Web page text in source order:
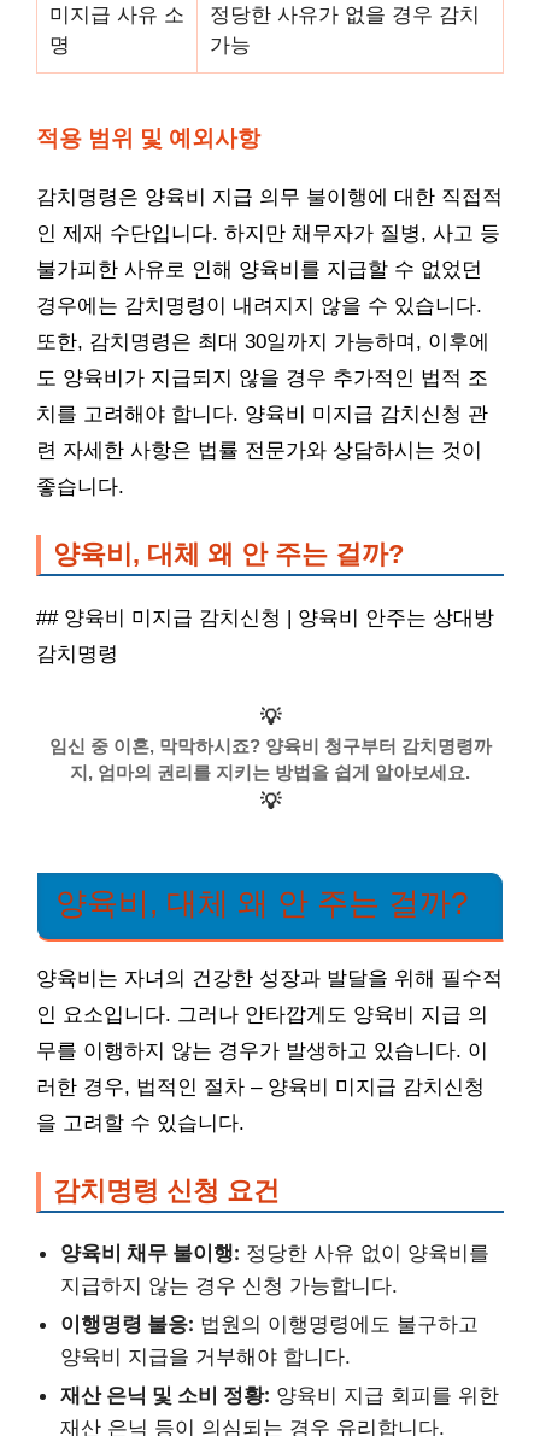
미지급 사유 소
명
정당한 사유가 없을 경우 감치
가능
적용 범위 및 예외사항
감치명령은 양육비 지급 의무 불이행에 대한 직접적
인 제재 수단입니다. 하지만 채무자가 질병, 사고 등
불가피한 사유로 인해 양육비를 지급할 수 없었던
경우에는 감치명령이 내려지지 않을 수 있습니다.
또한, 감치명령은 최대 30일까지 가능하며, 이후에
도 양육비가 지급되지 않을 경우 추가적인 법적 조
치를 고려해야 합니다. 양육비 미지급 감치신청 관
련 자세한 사항은 법률 전문가와 상담하시는 것이
좋습니다.
양육비, 대체 왜 안 주는 걸까?
## 양육비 미지급 감치신청 | 양육비 안주는 상대방
감치명령
💡
임신 중 이혼, 막막하시죠? 양육비 청구부터 감치명령까
지, 엄마의 권리를 지키는 방법을 쉽게 알아보세요.
💡
양육비, 대체 왜 안 주는 걸까?
양육비는 자녀의 건강한 성장과 발달을 위해 필수적
인 요소입니다. 그러나 안타깝게도 양육비 지급 의
무를 이행하지 않는 경우가 발생하고 있습니다. 이
러한 경우, 법적인 절차 – 양육비 미지급 감치신청
을 고려할 수 있습니다.
감치명령 신청 요건
양육비 채무 불이행: 정당한 사유 없이 양육비를
지급하지 않는 경우 신청 가능합니다.
이행명령 불응: 법원의 이행명령에도 불구하고
양육비 지급을 거부해야 합니다.
재산 은닉 및 소비 정황: 양육비 지급 회피를 위한
재산 은닉 등이 의심되는 경우 유리합니다.